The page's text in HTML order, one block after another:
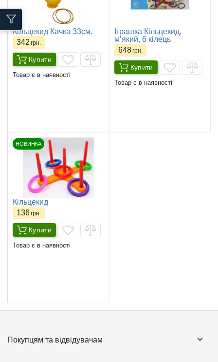
Кільцекид Качка 33см.
342 грн.
Купити
Товар є в наявності
Іграшка Кільцекид,
мʼякий, 6 кілець
648грн.
Купити
Товар є в наявності
НОВИНКА
Кільцекид
136грн.
Купити
Товар є в наявності
Покупцям та відвідувачам